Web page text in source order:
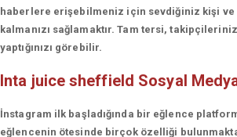
haberlere erişebilmeniz için sevdiğiniz kişi ve
kalmanızı sağlamaktır. Tam tersi,
yaptığınızı görebilir.
Inta juice sheffield Sosyal
İnstagram ilk başladığında bir eğlence
eğlencenin ötesinde birçok özelliği